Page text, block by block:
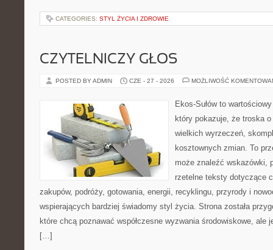
CATEGORIES: STYL ŻYCIA I ZDROWIE
CZYTELNICZY GŁOS
POSTED BY ADMIN CZE - 27 - 2026 MOŻLIWOŚĆ
Ekos-Sułów to
który pokazuje, że troska
wielkich wyrzeczeń,
kosztownych zmian. To
może znaleźć wskazówki,
rzetelne teksty dotyczące
zakupów, podróży, gotowania, energii, recyklingu, przyrody i
wspierających bardziej świadomy styl życia. Strona została
które chcą poznawać współczesne wyzwania środowiskowe, ale
[…]